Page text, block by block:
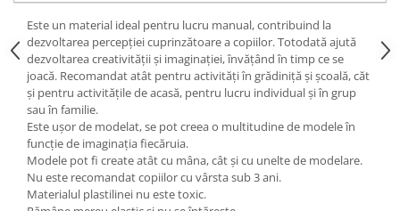
Motricitate grosiera
Recunoasterea formelor
Saltele
Trasee de motricitate
Wellness
Diverse jucarii educative
Apa si nisip
Dezvoltarea limbajului
Figurine
Este un material ideal pentru lucru manual, contribuind la
dezvoltarea percepției cuprinzătoare a copiilor. Totodată ajută
dezvoltarea creativității și imaginației, învățând în timp ce se
joacă. Recomandat atât pentru activități în grădiniță și școală, căt
și pentru activitățile de acasă, pentru lucru individual și în grup
sau în familie.
Este ușor de modelat, se pot creea o multitudine de modele în
funcție de imaginația fiecăruia.
Modele pot fi create atât cu mâna, cât și cu unelte de modelare.
Nu este recomandat copiilor cu vârsta sub 3 ani.
Materialul plastilinei nu este toxic.